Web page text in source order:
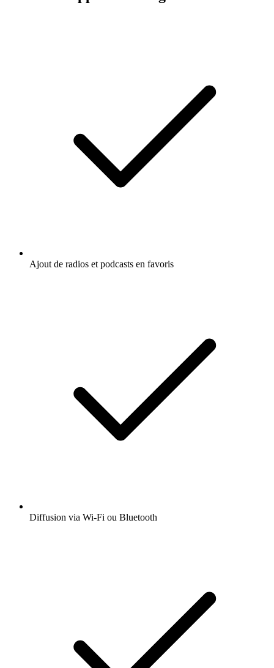
Ajout de radios et podcasts en favoris
Diffusion via Wi-Fi ou Bluetooth